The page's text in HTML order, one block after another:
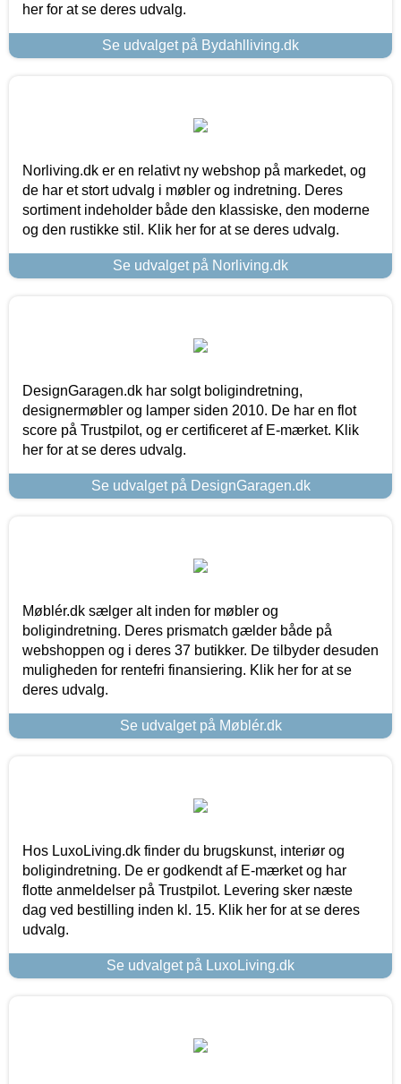
her for at se deres udvalg.
Se udvalget på Bydahlliving.dk
Norliving.dk er en relativt ny webshop på markedet, og
de har et stort udvalg i møbler og indretning. Deres
sortiment indeholder både den klassiske, den moderne
og den rustikke stil. Klik her for at se deres udvalg.
Se udvalget på Norliving.dk
DesignGaragen.dk har solgt boligindretning,
designermøbler og lamper siden 2010. De har en flot
score på Trustpilot, og er certificeret af E-mærket. Klik
her for at se deres udvalg.
Se udvalget på DesignGaragen.dk
Møblér.dk sælger alt inden for møbler og
boligindretning. Deres prismatch gælder både på
webshoppen og i deres 37 butikker. De tilbyder desuden
muligheden for rentefri finansiering. Klik her for at se
deres udvalg.
Se udvalget på Møblér.dk
Hos LuxoLiving.dk finder du brugskunst, interiør og
boligindretning. De er godkendt af E-mærket og har
flotte anmeldelser på Trustpilot. Levering sker næste
dag ved bestilling inden kl. 15. Klik her for at se deres
udvalg.
Se udvalget på LuxoLiving.dk